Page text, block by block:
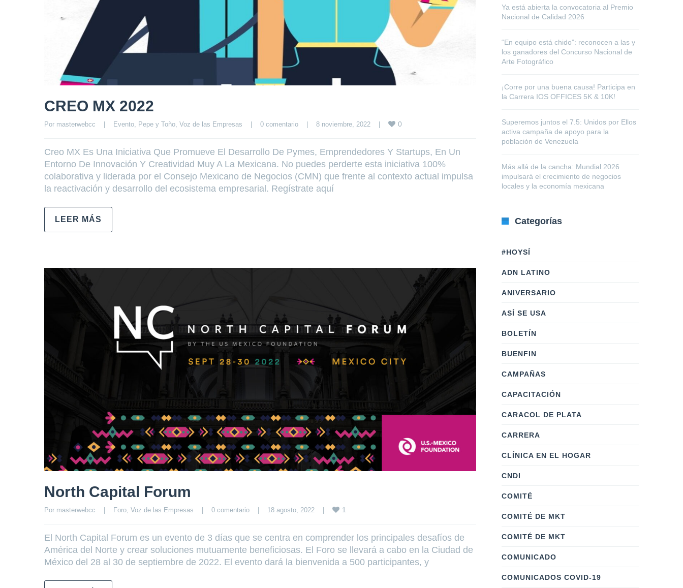
CREO MX 2022
Por masterwebcc Evento, Pepe y Toño, Voz de las Empresas 0 comentario 8 noviembre, 2022 0
Creo MX Es Una Iniciativa Que Promueve El Desarrollo De Pymes, Emprendedores Y Startups, En Un
Entorno De Innovación Y Creatividad Muy A La Mexicana. No puedes perderte esta iniciativa 100%
colaborativa y liderada por el Consejo Mexicano de Negocios (CMN) que frente al contexto actual impulsa
la reactivación y desarrollo del ecosistema empresarial. Regístrate aquí
LEER MÁS
North Capital Forum
Por masterwebcc Foro, Voz de las Empresas 0 comentario 18 agosto, 2022 1
El North Capital Forum es un evento de 3 días que se centra en comprender los principales desafíos de
América del Norte y crear soluciones mutuamente beneficiosas. El Foro se llevará a cabo en la Ciudad de
México del 28 al 30 de septiembre de 2022. El evento dará la bienvenida a 500 participantes, y
Ya está abierta la convocatoria al Premio
Nacional de Calidad 2026
“En equipo está chido”: reconocen a las y
los ganadores del Concurso Nacional de
Arte Fotográfico
¡Corre por una buena causa! Participa en
la Carrera IOS OFFICES 5K & 10K!
Superemos juntos el 7.5: Unidos por Ellos
activa campaña de apoyo para la
población de Venezuela
Más allá de la cancha: Mundial 2026
impulsará el crecimiento de negocios
locales y la economía mexicana
Categorías
#HOYSÍ
ADN LATINO
ANIVERSARIO
ASÍ SE USA
BOLETÍN
BUENFIN
CAMPAÑAS
CAPACITACIÓN
CARACOL DE PLATA
CARRERA
CLÍNICA EN EL HOGAR
CNDI
COMITÉ
COMITÉ DE MKT
COMITÉ DE MKT
COMUNICADO
COMUNICADOS COVID-19